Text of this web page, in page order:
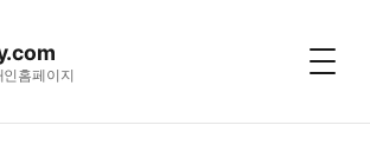
홈페이지